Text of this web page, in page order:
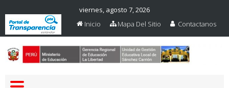
viernes, agosto 7, 2026
Inicio
Mapa Del Sitio Contactanos